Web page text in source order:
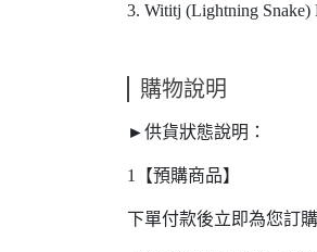
3. Wititj (Lightning Snake)
購物說明
►供貨狀態說明：
1【預購商品】
下單付款後立即為您訂